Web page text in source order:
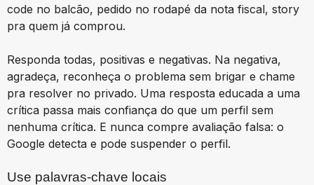
code no balcão, pedido no rodapé da nota fiscal, story
pra quem já comprou.
Responda todas, positivas e negativas. Na negativa,
agradeça, reconheça o problema sem brigar e chame
pra resolver no privado. Uma resposta educada a uma
crítica passa mais confiança do que um perfil sem
nenhuma crítica. E nunca compre avaliação falsa: o
Google detecta e pode suspender o perfil.
Use palavras-chave locais